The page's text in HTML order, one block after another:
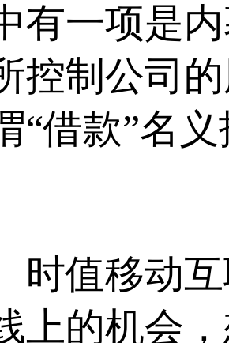
有一项是
控制公司
“借款”名
移动互联
上的机会